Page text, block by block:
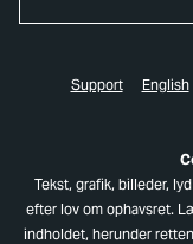
Support English
Tekst, grafik, billeder,
efter lov om ophavsret.
indholdet, herunder